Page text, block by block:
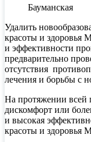
Бауманская
Удалить
красоты и здоровья
и эффективности
предварительно
отсутствия
лечения и борьбы с
На протяжении всей
дискомфорт или
и высокая
красоты и здоровья